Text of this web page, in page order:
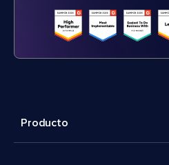
Producto